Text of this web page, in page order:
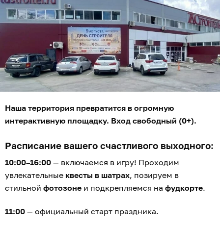
Наша территория превратится в огромную
интерактивную площадку. Вход свободный (0+).
Расписание вашего счастливого выходного:
10:00–16:00 — включаемся в игру! Проходим
увлекательные квесты в шатрах, позируем в
стильной фотозоне и подкрепляемся на фудкорте.
11:00 — официальный старт праздника.